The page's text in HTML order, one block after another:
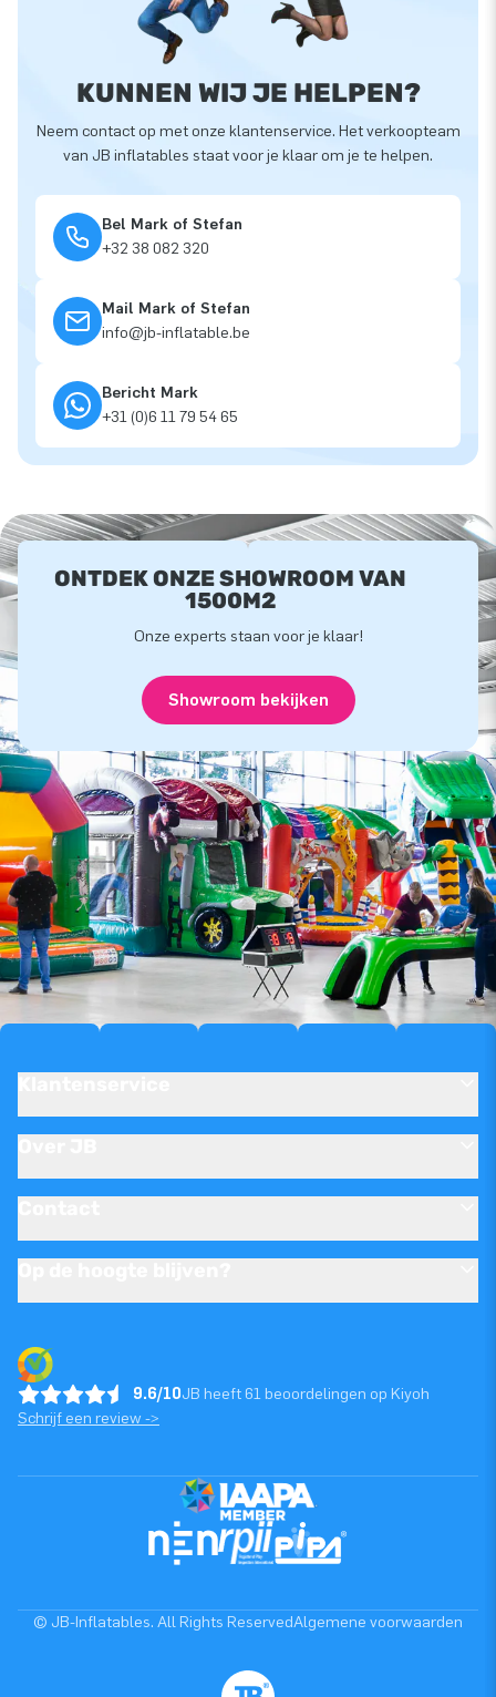
KUNNEN WIJ JE HELPEN?
Neem contact op met onze klantenservice. Het verkoopteam
van JB inflatables staat voor je klaar om je te helpen.
Bel Mark of Stefan
+32 38 082 320
Mail Mark of Stefan
info@jb-inflatable.be
Bericht Mark
+31 (0)6 11 79 54 65
ONTDEK ONZE SHOWROOM VAN
1500M2
Onze experts staan voor je klaar!
Showroom bekijken
9.6/10JB heeft 61 beoordelingen op Kiyoh
Schrijf een review ->
© JB-Inflatables. All Rights ReservedAlgemene voorwaarden